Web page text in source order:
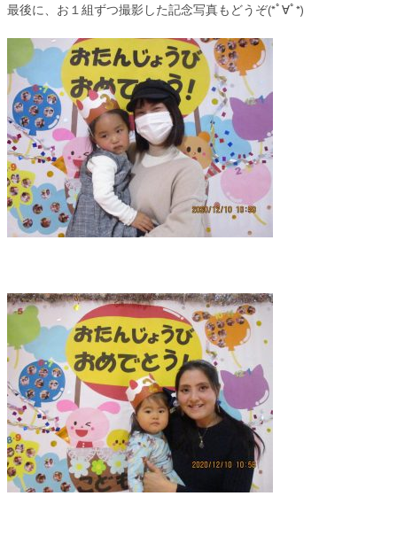
最後に、お１組ずつ撮影した記念写真もどうぞ(*ﾟ∀ﾟ*)